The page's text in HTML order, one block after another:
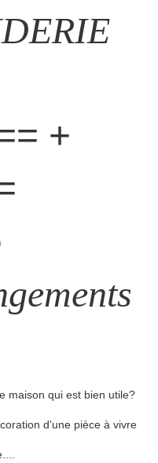
+
maison qui est bien utile?
d'une pièce à vivre